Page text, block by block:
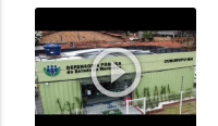
play_circle_outline